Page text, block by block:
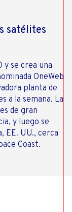
satélites
y se crea una
OneWeb
planta de
a la semana. La
de gran
y luego se
EE. UU., cerca
Coast.